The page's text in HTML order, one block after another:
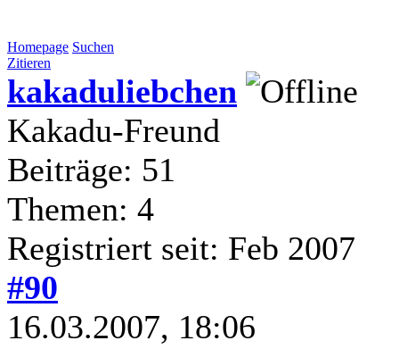
Homepage Suchen
Zitieren
kakaduliebchen
Kakadu-Freund
Beiträge: 51
Themen: 4
Registriert seit: Feb 2007
#90
16.03.2007, 18:06